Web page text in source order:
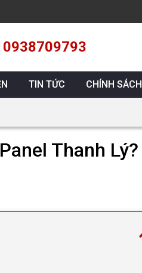
0938709793
TIN TỨC CHÍNH SÁCH
Thanh Lý?